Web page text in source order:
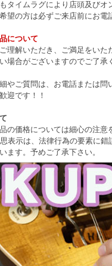
タイムラグにより店頭及び
望の方は必ずご来店前にお電
について
理解いただき、ご満足をい
場合がございますのでご了承
やご質問は、お電話または
迎です！！
の価格については細心の注
表示は、法律行為の要素に
ます。予めご了承下さい。